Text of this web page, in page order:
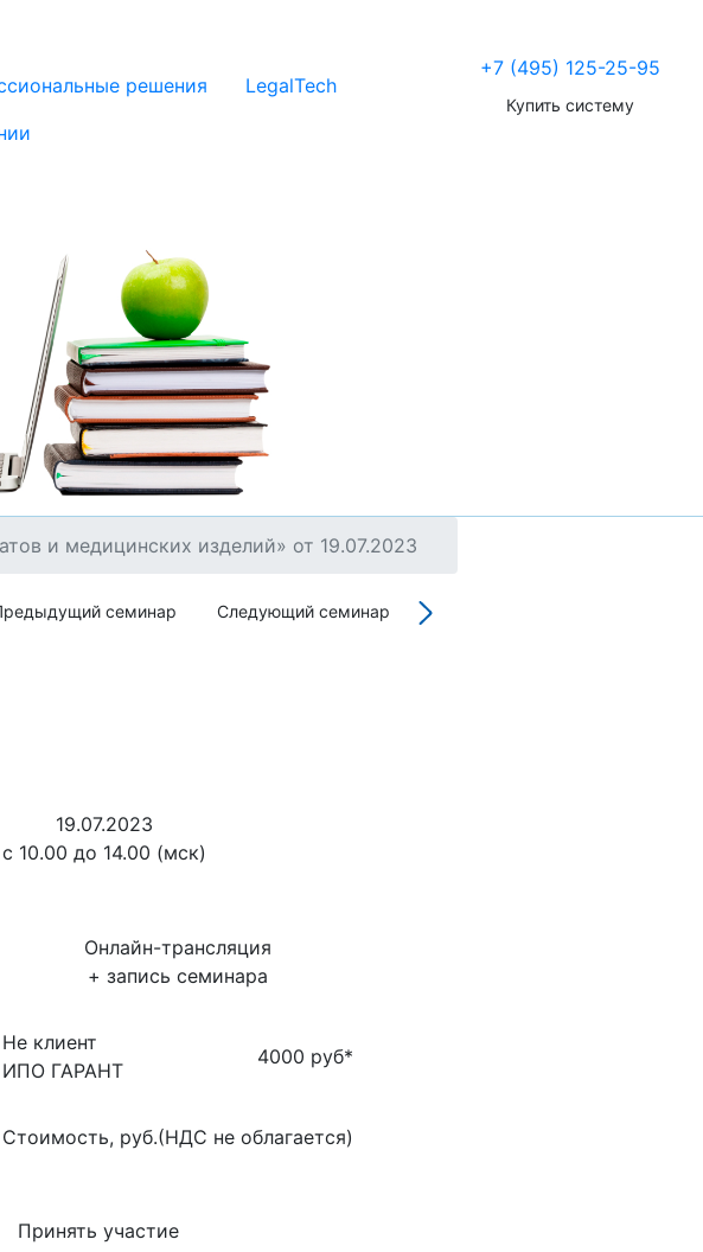
решения
LegalTech
+7 (495) 125-25-95
Купить систему
и медицинских изделий» от 19.07.2023
семинар Следующий семинар
19.07.2023
с 10.00 до 14.00 (мск)
Онлайн-трансляция
+ запись семинара
Не клиент
ИПО ГАРАНТ
4000 руб*
Стоимость, руб.(НДС не облагается)
Принять участие